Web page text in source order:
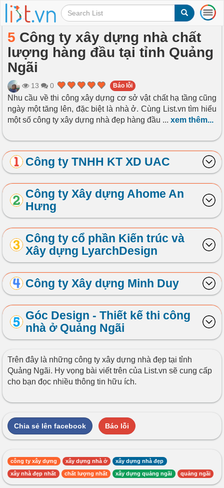
T
o
g
l
e
i
g
a
i
o
n
5 Công ty xây dựng nhà chất
lượng hàng đầu tại tỉnh Quảng
Ngãi
13 0 Báo lỗi
Nhu cầu về thi công xây dựng cơ sở vật chất hạ tầng cũng
ngày một tăng lên, đặc biệt là nhà ở. Cùng List.vn tìm hiểu
một số công ty xây dựng nhà đẹp hàng đầu ... xem thêm...
Công ty TNHH KT XD UAC
Công ty Xây dựng Ahome An
Hưng
Công ty cổ phần Kiến trúc và
Xây dựng LyarchDesign
Công ty Xây dựng Minh Duy
Góc Design - Thiết kế thi công
nhà ở Quảng Ngãi
Trên đây là những công ty xây dựng nhà đẹp tại tỉnh
Quảng Ngãi. Hy vọng bài viết trên của List.vn sẽ cung cấp
cho bạn đọc nhiều thông tin hữu ích.
Chia sẻ lên facebook Báo lỗi
công ty xây dựng xây dựng nhà ở xây dựng nhà đẹp
xây nhà đẹp nhất chất lượng nhất xây dựng quảng ngãi quảng ngãi